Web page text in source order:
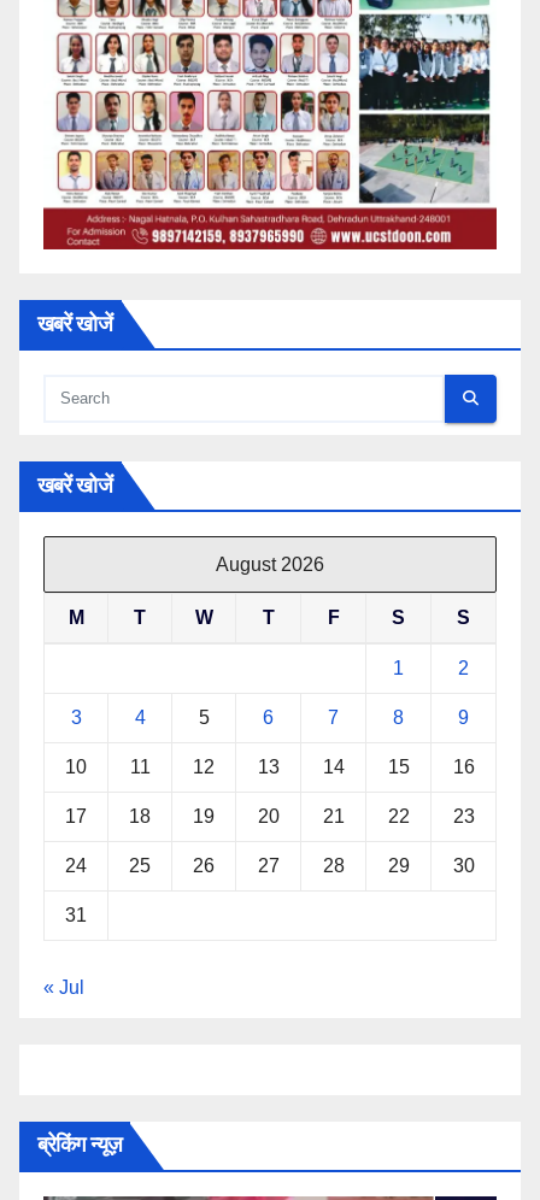
खबरें खोजें
खबरें खोजें
August 2026
M T W T F S S
1 2
3 4 5 6 7 8 9
10 11 12 13 14 15 16
17 18 19 20 21 22 23
24 25 26 27 28 29 30
31
« Jul
ब्रेकिंग न्यूज़